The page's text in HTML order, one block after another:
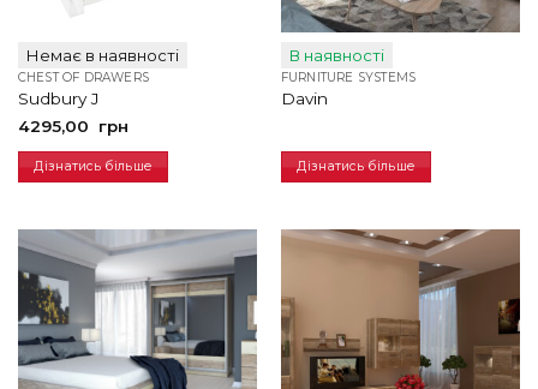
Немає в наявності
CHEST OF DRAWERS
Sudbury J
4295,00
грн
Дізнатись більше
В наявності
FURNITURE SYSTEMS
Davin
Дізнатись більше